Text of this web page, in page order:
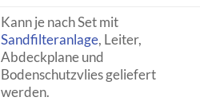
Kann je nach Set mit
Sandfilteranlage, Leiter,
Abdeckplane und
Bodenschutzvlies geliefert
werden.